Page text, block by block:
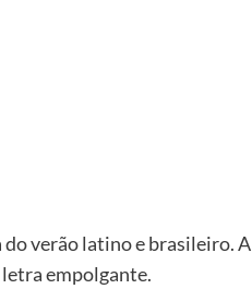
do verão latino e brasileiro. A
letra empolgante.